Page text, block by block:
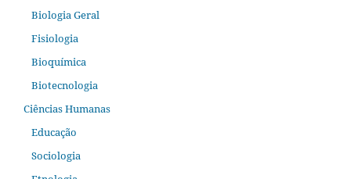
Biologia Geral
Fisiologia
Bioquímica
Biotecnologia
Ciências Humanas
Educação
Sociologia